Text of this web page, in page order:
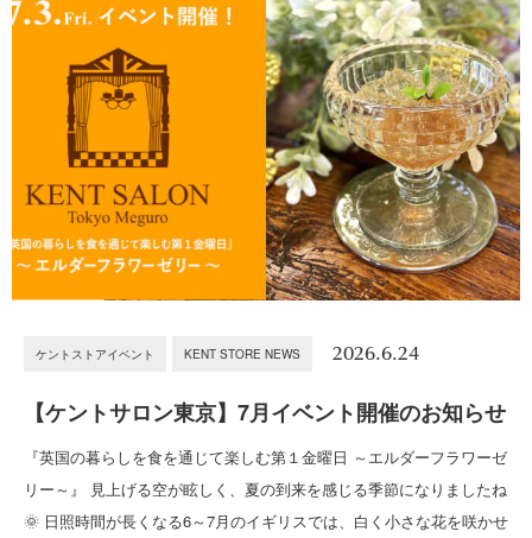
ケントストアイベント KENT STORE NEWS 2026.6.24
【ケントサロン東京】7月イベント開催のお知らせ
『英国の暮らしを食を通じて楽しむ第１金曜日 ～エルダーフラワーゼ
リー～』 見上げる空が眩しく、夏の到来を感じる季節になりましたね
🌞 日照時間が長くなる6～7月のイギリスでは、白く小さな花を咲かせ